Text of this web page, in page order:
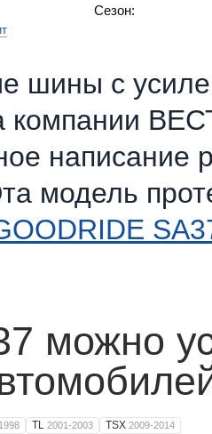
Сезон:
шины c
компании
написание
модель
можно
TL 2001-2003 TSX 2009-2014